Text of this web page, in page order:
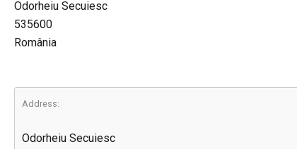
Odorheiu Secuiesc
535600
România
Address:
Odorheiu Secuiesc